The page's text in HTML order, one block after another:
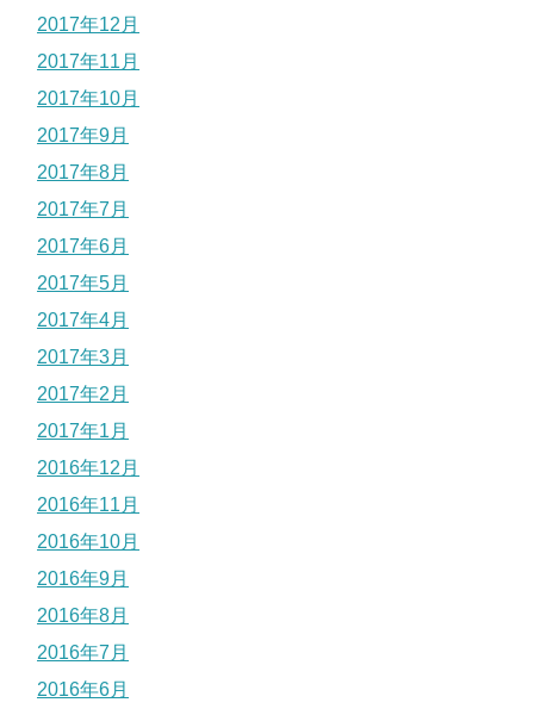
2017年12月
2017年11月
2017年10月
2017年9月
2017年8月
2017年7月
2017年6月
2017年5月
2017年4月
2017年3月
2017年2月
2017年1月
2016年12月
2016年11月
2016年10月
2016年9月
2016年8月
2016年7月
2016年6月